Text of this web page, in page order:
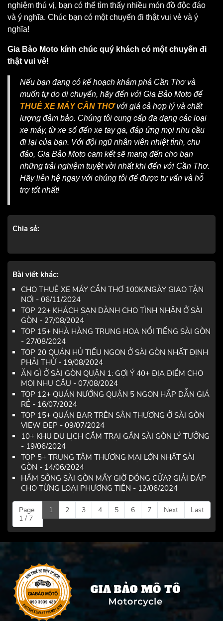
nghiệm thú vị, bạn có thể tìm thấy nhiều món đồ độc đáo
và ý nghĩa. Chúc bạn có một chuyến đi thật vui vẻ và ý
nghĩa!
Gia Bảo Moto kính chúc quý khách có một chuyến đi
thật vui vẻ!
Nếu bạn đang có kế hoạch khám phá Cần Thơ và
muốn tự do di chuyển, hãy đến với Gia Bảo Moto để
THUÊ XE MÁY CẦN THƠvới giá cả hợp lý và chất
lượng đảm bảo. Chúng tôi cung cấp đa dạng các loại
xe máy, từ xe số đến xe tay ga, đáp ứng mọi nhu cầu
đi lại của bạn. Với đội ngũ nhân viên nhiệt tình, chu
đáo, Gia Bảo Moto cam kết sẽ mang đến cho bạn
những trải nghiệm tuyệt vời nhất khi đến với Cần Thơ.
Hãy liên hệ ngay với chúng tôi để được tư vấn và hỗ
trợ tốt nhất!
Chia sẻ:
Bài viết khác:
CHO THUÊ XE MÁY CẦN THƠ 100K/NGÀY GIAO TẬN
NƠI - 06/11/2024
TOP 22+ KHÁCH SẠN DÀNH CHO TÌNH NHÂN Ở SÀI
GÒN - 27/08/2024
TOP 15+ NHÀ HÀNG TRUNG HOA NỔI TIẾNG SÀI GÒN
- 27/08/2024
TOP 20 QUÁN HỦ TIẾU NGON Ở SÀI GÒN NHẤT ĐỊNH
PHẢI THỬ - 19/08/2024
ĂN GÌ Ở SÀI GÒN QUẬN 1: GỢI Ý 40+ ĐỊA ĐIỂM CHO
MỌI NHU CẦU - 07/08/2024
TOP 12+ QUÁN NƯỚNG QUẬN 5 NGON HẤP DẪN GIÁ
RẺ - 16/07/2024
TOP 15+ QUÁN BAR TRÊN SÂN THƯỢNG Ở SÀI GÒN
VIEW ĐẸP - 09/07/2024
10+ KHU DU LỊCH CẮM TRẠI GẦN SÀI GÒN LÝ TƯỞNG
- 19/06/2024
TOP 5+ TRUNG TÂM THƯƠNG MẠI LỚN NHẤT SÀI
GÒN - 14/06/2024
HẦM SÔNG SÀI GÒN MẤY GIỜ ĐÓNG CỬA? GIẢI ĐÁP
CHO TỪNG LOẠI PHƯƠNG TIỆN - 12/06/2024
Page
1 / 7
1 2 3 4 5 6 7 Next Last